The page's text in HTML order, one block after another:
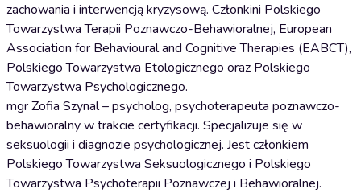
zachowania i interwencją kryzysową. Członkini Polskiego
Towarzystwa Terapii Poznawczo-Behawioralnej, European
Association for Behavioural and Cognitive Therapies (EABCT),
Polskiego Towarzystwa Etologicznego oraz Polskiego
Towarzystwa Psychologicznego.
mgr Zofia Szynal – psycholog, psychoterapeuta poznawczo-
behawioralny w trakcie certyfikacji. Specjalizuje się w
seksuologii i diagnozie psychologicznej. Jest członkiem
Polskiego Towarzystwa Seksuologicznego i Polskiego
Towarzystwa Psychoterapii Poznawczej i Behawioralnej.